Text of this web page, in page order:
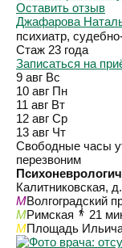
Оставить отзыв
Джафарова
психиатр,
Стаж 23 года
Записаться на
9 авг Вс
10 авг Пн
11 авг Вт
12 авг Ср
13 авг Чт
Свободные часы
перезвоним
Калитниковская,
MВолгоградский
MРимская
21
MПлощадь